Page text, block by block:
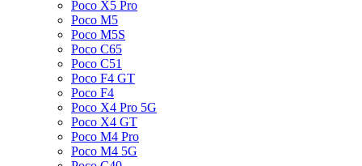
Poco X5 Pro
Poco M5
Poco M5S
Poco C65
Poco C51
Poco F4 GT
Poco F4
Poco X4 Pro 5G
Poco X4 GT
Poco M4 Pro
Poco M4 5G